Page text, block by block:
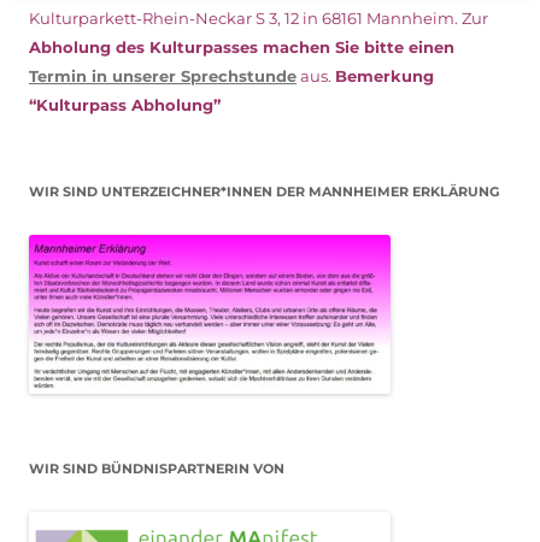
Kulturparkett-Rhein-Neckar S 3, 12 in 68161 Mannheim. Zur
Abholung des Kulturpasses machen Sie bitte einen
Termin in unserer Sprechstundeaus. Bemerkung
“Kulturpass Abholung”
WIR SIND UNTERZEICHNER*INNEN DER MANNHEIMER ERKLÄRUNG
WIR SIND BÜNDNISPARTNERIN VON